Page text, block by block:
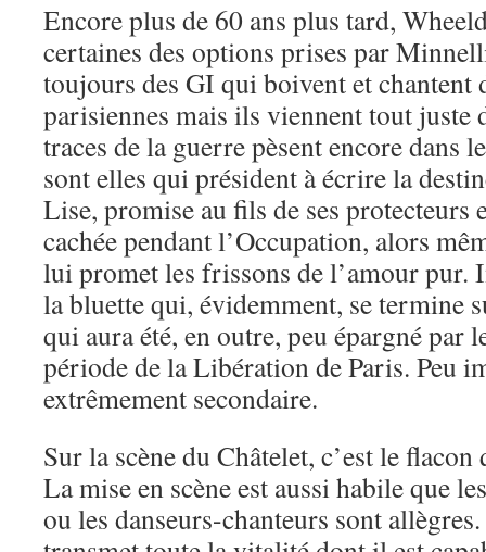
Encore plus de 60 ans plus tard,
certaines des options prises par
toujours des GI qui boivent et chantent
parisiennes mais ils viennent tout juste
traces de la guerre pèsent encore dans
sont elles qui président à écrire la
Lise, promise au fils de ses protecteurs
cachée pendant l’Occupation, alors
lui promet les frissons de l’amour pur.
la bluette qui, évidemment, se termine
qui aura été, en outre, peu épargné par
période de la Libération de Paris. Peu
extrêmement secondaire.
Sur la scène du Châtelet, c’est le
La mise en scène est aussi habile que
ou les danseurs-chanteurs sont